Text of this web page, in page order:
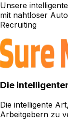
Unsere
mit nahtloser
Recruiting
Die
Die intelligente
Arbeitgebern zu